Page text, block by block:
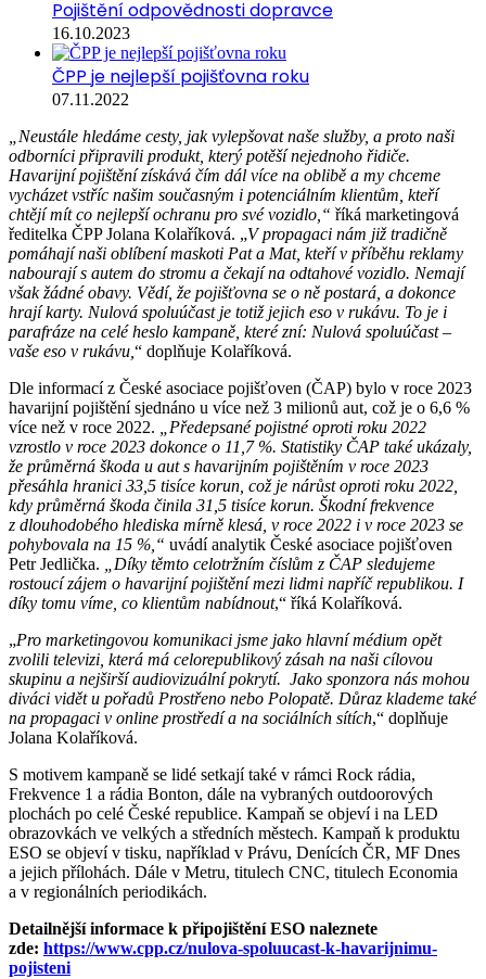
Pojištění odpovědnosti dopravce
16.10.2023
ČPP je nejlepší pojišťovna roku
07.11.2022
„Neustále hledáme cesty, jak vylepšovat naše služby, a proto naši
odborníci připravili produkt, který potěší nejednoho řidiče.
Havarijní pojištění získává čím dál více na oblibě a my chceme
vycházet vstříc našim současným i potenciálním klientům, kteří
chtějí mít co nejlepší ochranu pro své vozidlo,“ říká marketingová
ředitelka ČPP Jolana Kolaříková. „V propagaci nám již tradičně
pomáhají naši oblíbení maskoti Pat a Mat, kteří v příběhu reklamy
nabourají s autem do stromu a čekají na odtahové vozidlo. Nemají
však žádné obavy. Vědí, že pojišťovna se o ně postará, a dokonce
hrají karty. Nulová spoluúčast je totiž jejich eso v rukávu. To je i
parafráze na celé heslo kampaně, které zní: Nulová spoluúčast –
vaše eso v rukávu, “ doplňuje Kolaříková.
Dle informací z České asociace pojišťoven (ČAP) bylo v roce 2023
havarijní pojištění sjednáno u více než 3 milionů aut, což je o 6,6 %
více než v roce 2022.
„Předepsané pojistné oproti roku 2022
vzrostlo v roce 2023 dokonce o 11,7 %. Statistiky ČAP také ukázaly,
že průměrná škoda u aut s havarijním pojištěním v roce 2023
přesáhla hranici 33,5 tisíce korun, což je nárůst oproti roku 2022,
kdy průměrná škoda činila 31,5 tisíce korun. Škodní frekvence
z dlouhodobého hlediska mírně klesá, v roce 2022 i v roce 2023 se
pohybovala na 15 %,“ uvádí analytik České asociace pojišťoven
Petr Jedlička. „Díky těmto celotržním číslům z ČAP sledujeme
rostoucí zájem o havarijní pojištění mezi lidmi napříč republikou. I
díky tomu víme, co klientům nabídnout,“ říká Kolaříková.
„Pro marketingovou komunikaci jsme jako hlavní médium opět
zvolili televizi, která má celorepublikový zásah na naši cílovou
skupinu a nejširší audiovizuální pokrytí. Jako sponzora nás mohou
diváci vidět u pořadů Prostřeno nebo Polopatě. Důraz klademe také
na propagaci v online prostředí a na sociálních sítích,“ doplňuje
Jolana Kolaříková.
S motivem kampaně se lidé setkají také v rámci Rock rádia,
Frekvence 1 a rádia Bonton, dále na vybraných outdoorových
plochách po celé České republice. Kampaň se objeví i na LED
obrazovkách ve velkých a středních městech. Kampaň k produktu
ESO se objeví v tisku, například v Právu, Denících ČR, MF Dnes
a jejich přílohách. Dále v Metru, titulech CNC, titulech Economia
a v regionálních periodikách.
Detailnější informace k připojištění ESO naleznete
zde: https://www.cpp.cz/nulova-spoluucast-k-havarijnimu-
pojisteni